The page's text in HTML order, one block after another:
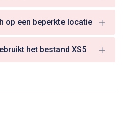
op een beperkte locatie
het bestand XS5